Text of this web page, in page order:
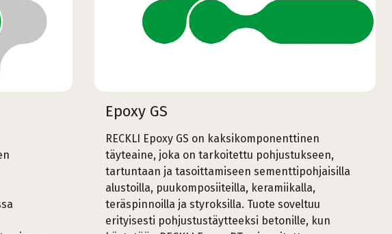
Epoxy GS
RECKLI Epoxy GS on kaksikomponenttinen
täyteaine, joka on tarkoitettu pohjustukseen,
tartuntaan ja tasoittamiseen sementtipohjaisilla
alustoilla, puukomposiiteilla, keramiikalla,
teräspinnoilla ja styroksilla. Tuote soveltuu
erityisesti pohjustustäytteeksi betonille, kun